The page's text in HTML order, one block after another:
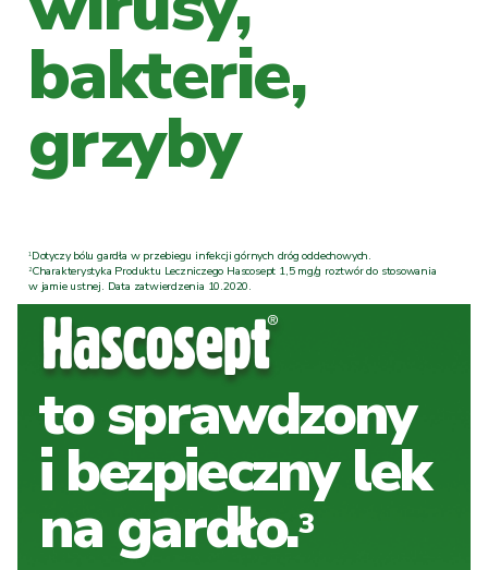
bakterie,
grzyby
1Dotyczy bólu gardła w przebiegu infekcji górnych dróg oddechowych.
2Charakterystyka Produktu Leczniczego Hascosept 1,5 mg/g roztwór do stosowania
w jamie ustnej. Data zatwierdzenia 10.2020.
to sprawdzony
i bezpieczny lek
na gardło.3